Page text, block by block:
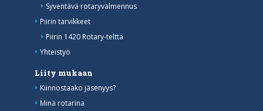
Syventävä rotaryvalmennus
Piirin tarvikkeet
Piirin 1420 Rotary-teltta
Yhteistyö
Liity mukaan
Kiinnostaako jäsenyys?
Minä rotarina